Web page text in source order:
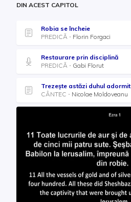
DIN ACEST CAPITOL
Robia se încheie
PREDICĂ
Florin Forgaci
Restaurare prin disciplină
PREDICĂ
Gabi Florut
Trezește astăzi duhul adormit
CÂNTEC
Nicolae Moldoveanu